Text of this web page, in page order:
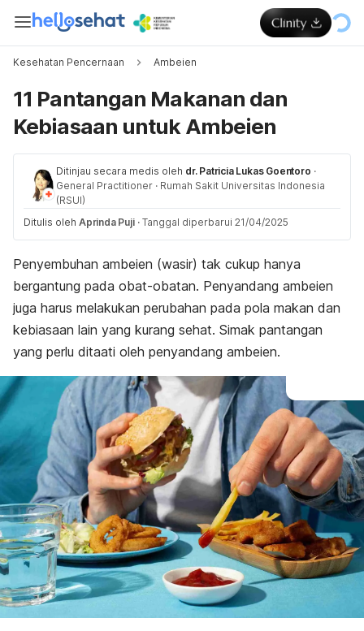
Kesehatan Pencernaan Ambeien
11 Pantangan Makanan dan
Kebiasaan untuk Ambeien
Ditinjau secara medis oleh dr. Patricia Lukas Goentoro ·
General Practitioner · Rumah Sakit Universitas Indonesia
(RSUI)
Ditulis oleh Aprinda Puji · Tanggal diperbarui 21/04/2025
Penyembuhan ambeien (wasir) tak cukup hanya
bergantung pada obat-obatan. Penyandang ambeien
juga harus melakukan perubahan pada pola makan dan
kebiasaan lain yang kurang sehat. Simak pantangan
yang perlu ditaati oleh penyandang ambeien.